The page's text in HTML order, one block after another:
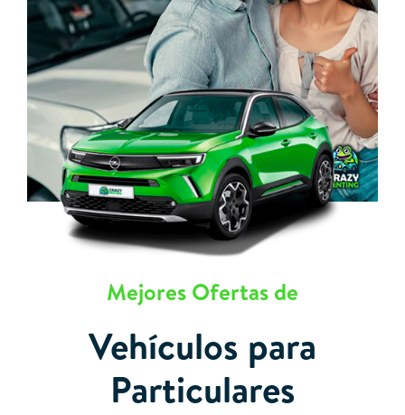
Mejores Ofertas de
Vehículos para
Particulares